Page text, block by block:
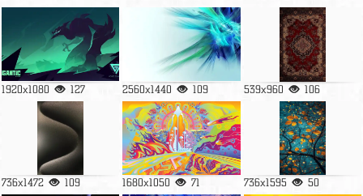
1920x1080 127 2560x1440 109 539x960 106
736x1472 109 1680x1050 71 736x1595 50